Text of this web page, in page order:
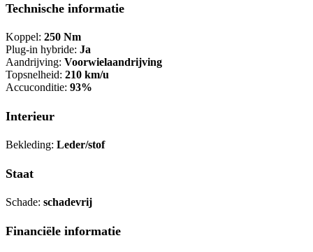
Technische informatie
Koppel: 250 Nm
Plug-in hybride: Ja
Aandrijving: Voorwielaandrijving
Topsnelheid: 210 km/u
Accuconditie: 93%
Interieur
Bekleding: Leder/stof
Staat
Schade: schadevrij
Financiële informatie